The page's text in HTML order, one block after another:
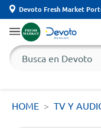
Devoto Fresh Market
HOME TV Y